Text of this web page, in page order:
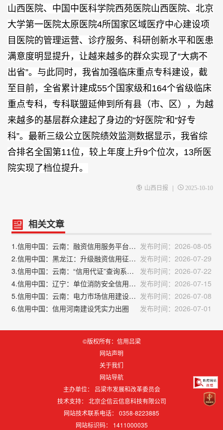
山西医院、中国中医科学院西苑医院山西医院、北京
大学第一医院太原医院4所国家区域医疗中心建设项
目医院的管理运营、诊疗服务、科研创新水平和医患
满意度明显提升，让越来越多的群众实现了“大病不
出省”。与此同时，我省加强临床重点专科建设，截
至目前，全省累计建成55个国家级和164个省级临床
重点专科，专科联盟延伸到所有县（市、区），为越
来越多的基层群众建起了身边的“好医院”和“好专
科”。最新三级公立医院绩效监测数据显示，我省综
合排名全国第11位，较上年度上升9个位次，13所医
院实现了档位提升。
山西日报 | 2025-10-10
相关文章
1.信用中国：云南：融资信用服务平台服务企业49.29万家 发布时间：2026-08-05
2.信用中国：黑龙江：升级融资信用征信服务平台，打通中小微企业融资快车道 发布时间：2026-07-29
3.信用中国：云南：“信用代证”查询系统入驻云南融信服平台
发布时间：2026-07-22
4.信用中国：辽宁：单位消防安全信用记录将纳入信用平台 发布时间：2026-07-15
5.信用中国：云南：电力市场信用建设进行时 发布时间：2026-07-08
6.信用中国：信用河南建设凭实力出圈
发布时间：2026-07-01
©版权所有：信用吕梁
网站声明
关于我们
网站导航
主办单位： 吕梁市发展和改革委员会
技术支持： 北京企信云信息科技有限公司
网站技术联系电话： 0358-8223885
网站标识码：
1411000035